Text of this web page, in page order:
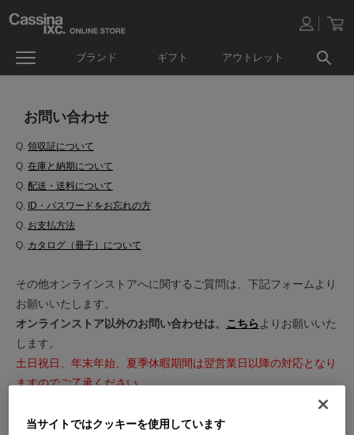
ブランド ギフト アウトレット
お問い合わせ
Q. 領収証について
Q. 在庫と納期について
Q. 配送・送料について
Q.
ID・パスワードをお忘れの方
Q. お支払方法
Q. カタログ（冊子）について
その他オンラインストアへに関するご質問は、下記フォームより
お願いいたします。
オンラインストア以外のお問い合わせは、 こちらよりお願いいた
します。
土日祝日、年末年始、夏季休暇期間は翌営業日以降の対応となり
ますのでご了承ください。
※内容によっては回答を差し上げるまでお時間をいただくことも
ございます。
当サイトではクッキーを使用しています